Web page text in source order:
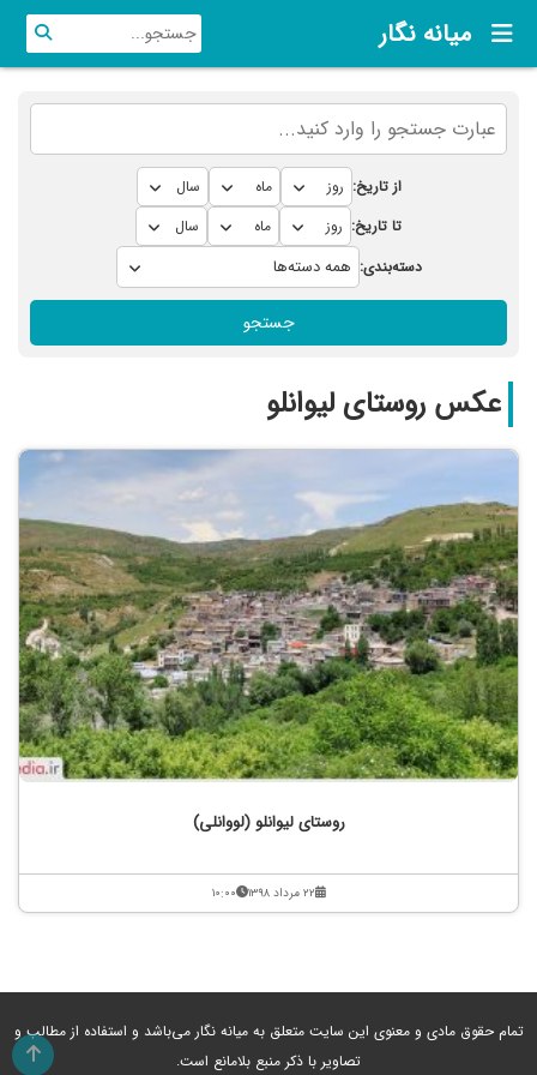
میانه نگار
از تاریخ:
تا تاریخ:
دسته‌بندی:
جستجو
عکس روستای لیوانلو
روستای لیوانلو (لووانلی)
۲۲ مرداد ۱۳۹۸ ۱۰:۰۰
تمام حقوق مادی و معنوی این سایت متعلق به میانه نگار می‌باشد و استفاده از مطالب و
تصاویر با ذکر منبع بلامانع است.